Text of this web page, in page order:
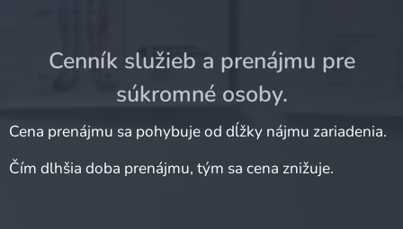
Cenník služieb a prenájmu pre
súkromné ​​osoby.
Cena prenájmu sa pohybuje od dĺžky nájmu zariadenia.
Čím dlhšia doba prenájmu, tým sa cena znižuje.